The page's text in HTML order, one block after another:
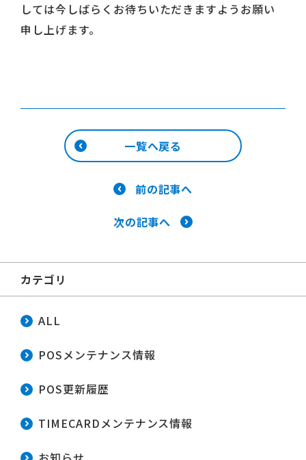
しては今しばらくお待ちいただきますようお願い
申し上げます。
一覧へ戻る
前の記事へ
次の記事へ
カテゴリ
ALL
POSメンテナンス情報
POS更新履歴
TIMECARDメンテナンス情報